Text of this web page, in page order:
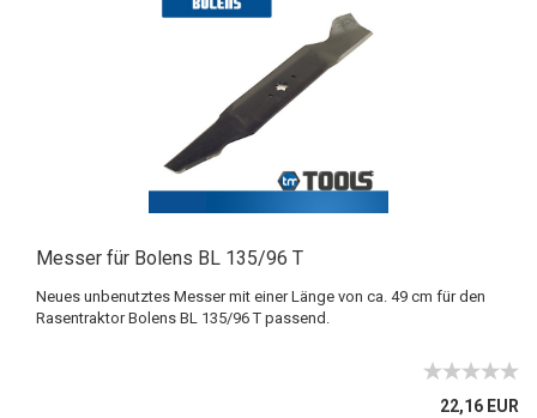
Messer für Bolens BL 135/96 T
Neues unbenutztes Messer mit einer Länge von ca. 49 cm für den
Rasentraktor Bolens BL 135/96 T passend.
22,16 EUR